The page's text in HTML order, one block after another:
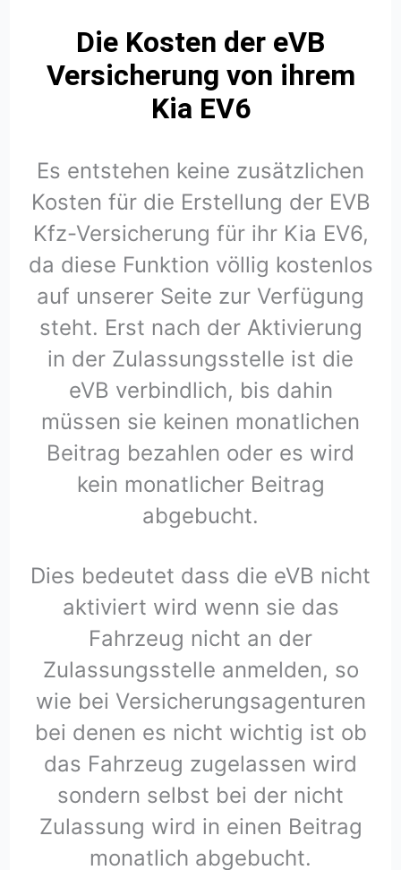
Die Kosten der eVB
Versicherung von ihrem
Kia EV6
Es entstehen keine zusätzlichen
Kosten für die Erstellung der EVB
Kfz-Versicherung für ihr Kia EV6,
da diese Funktion völlig kostenlos
auf unserer Seite zur Verfügung
steht. Erst nach der Aktivierung
in der Zulassungsstelle ist die
eVB verbindlich, bis dahin
müssen sie keinen monatlichen
Beitrag bezahlen oder es wird
kein monatlicher Beitrag
abgebucht.
Dies bedeutet dass die eVB nicht
aktiviert wird wenn sie das
Fahrzeug nicht an der
Zulassungsstelle anmelden, so
wie bei Versicherungsagenturen
bei denen es nicht wichtig ist ob
das Fahrzeug zugelassen wird
sondern selbst bei der nicht
Zulassung wird in einen Beitrag
monatlich abgebucht.